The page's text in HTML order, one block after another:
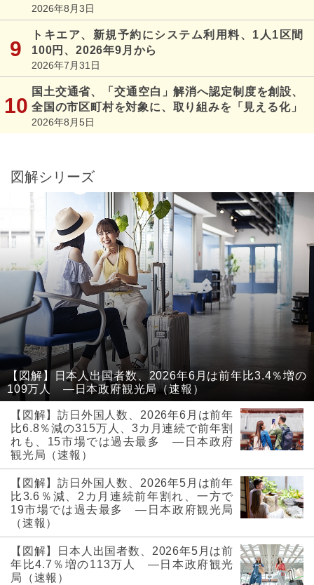
2026年8月3日
トキエア、新規予約にシステム利用料、1人1区間
100円、2026年9月から
2026年7月31日
国土交通省、「交通空白」解消へ認定制度を創設、
全国の市区町村を対象に、取り組みを「見える化」
2026年8月5日
図解シリーズ
【図解】日本人出国者数、2026年6月は前年比3.4％増の
109万人 ―日本政府観光局（速報）
【図解】訪日外国人数、2026年6月は前年
比6.8％減の315万人、3カ月連続で前年割
れも、15市場では過去最多 ―日本政府
観光局（速報）
【図解】訪日外国人数、2026年5月は前年
比3.6％減、2カ月連続前年割れ、一方で
19市場では過去最多 ―日本政府観光局
（速報）
【図解】日本人出国者数、2026年5月は前
年比4.7％増の113万人 ―日本政府観光
局（速報）